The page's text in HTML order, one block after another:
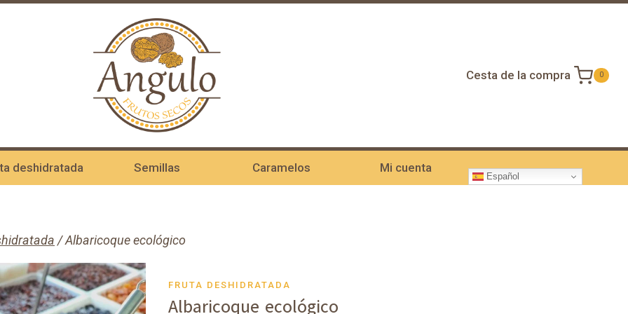
Cesta de la compra 0
deshidratada Semillas Caramelos Mi cuenta
Español
/Albaricoque ecológico
FRUTA DESHIDRATADA
Albaricoque ecológico